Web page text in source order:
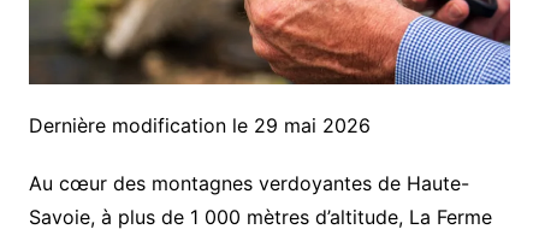
Dernière modification le 29 mai 2026
Au cœur des montagnes verdoyantes de Haute-
Savoie, à plus de 1 000 mètres d’altitude, La Ferme